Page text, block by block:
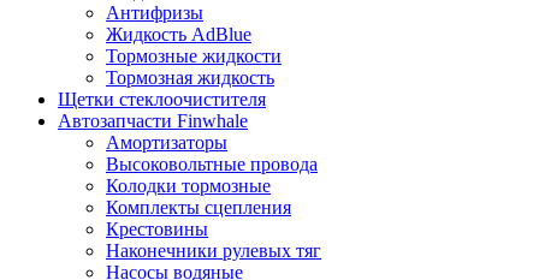
Антифризы
Жидкость AdBlue
Тормозные жидкости
Тормозная жидкость
Щетки стеклоочистителя
Автозапчасти Finwhale
Амортизаторы
Высоковольтные провода
Колодки тормозные
Комплекты сцепления
Крестовины
Наконечники рулевых тяг
Насосы водяные